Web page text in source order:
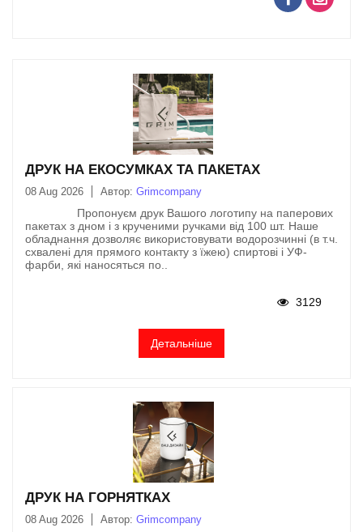
ДРУК НА ЕКОСУМКАХ ТА ПАКЕТАХ
08 Aug 2026 Автор: Grimcompany
Пропонуєм друк Вашого логотипу на паперових
пакетах з дном і з крученими ручками від 100 шт. Наше
обладнання дозволяє використовувати водорозчинні (в т.ч.
схвалені для прямого контакту з їжею) спиртові і УФ-
фарби, які наносяться по..
Детальніше
3129
ДРУК НА ГОРНЯТКАХ
08 Aug 2026 Автор: Grimcompany